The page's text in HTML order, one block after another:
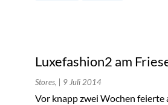
Luxefashion2 am
Stores, | 9 Juli 2014
Vor knapp zwei Wochen feierte